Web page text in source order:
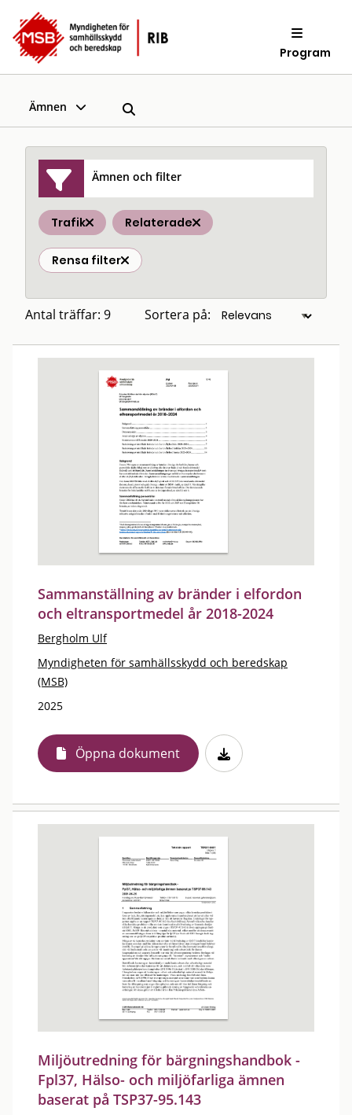
Program
Ämnen
Ämnen och filter
Trafik Relaterade
Rensa filter
Antal träffar: 9 Sortera på:
Sammanställning av bränder i elfordon
och eltransportmedel år 2018-2024
Bergholm Ulf
Myndigheten för samhällsskydd och beredskap
(MSB)
2025
Öppna dokument
Miljöutredning för bärgningshandbok -
Fpl37, Hälso- och miljöfarliga ämnen
baserat på TSP37-95.143